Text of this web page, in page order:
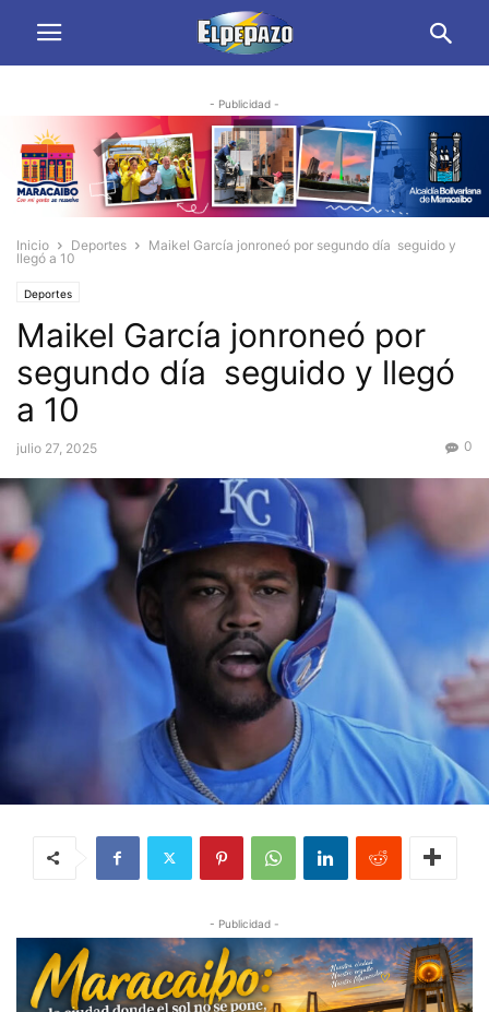
- Publicidad -
Inicio Deportes
Maikel García jonroneó por segundo día seguido y
llegó a 10
Deportes
Maikel García jonroneó por
segundo día seguido y llegó
a 10
julio 27, 2025 0
- Publicidad -